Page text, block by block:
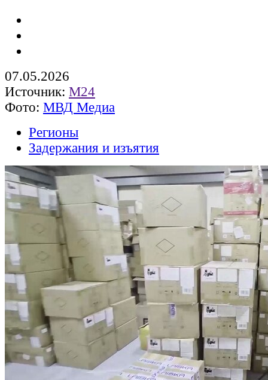
07.05.2026
Источник: М24
Фото: МВД Медиа
Регионы
Задержания и изъятия